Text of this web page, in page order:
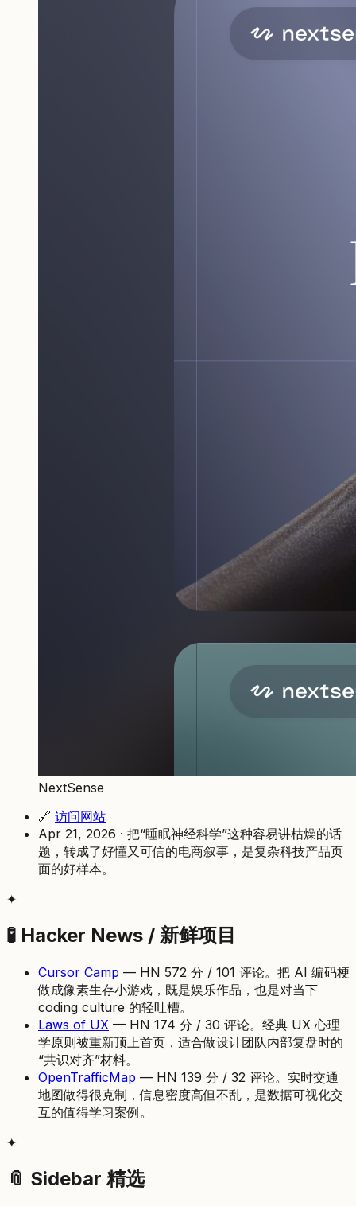
NextSense
🔗 访问网站
Apr 21, 2026 · 把“睡眠神经科学”这种容易讲枯燥的话
题，转成了好懂又可信的电商叙事，是复杂科技产品页
面的好样本。
✦
🧪 Hacker News / 新鲜项目
Cursor Camp — HN 572 分 / 101 评论。把 AI 编码梗
做成像素生存小游戏，既是娱乐作品，也是对当下
coding culture 的轻吐槽。
Laws of UX — HN 174 分 / 30 评论。经典 UX 心理
学原则被重新顶上首页，适合做设计团队内部复盘时的
“共识对齐”材料。
OpenTrafficMap — HN 139 分 / 32 评论。实时交通
地图做得很克制，信息密度高但不乱，是数据可视化交
互的值得学习案例。
✦
📎 Sidebar 精选